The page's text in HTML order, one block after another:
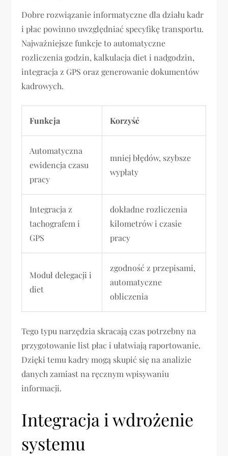
Dobre rozwiązanie informatyczne dla działu kadr
i płac powinno uwzględniać specyfikę transportu.
Najważniejsze funkcje to automatyczne
rozliczenia godzin, kalkulacja diet i nadgodzin,
integracja z GPS oraz generowanie dokumentów
kadrowych.
Funkcja Korzyść
Automatyczna
ewidencja czasu
pracy
mniej błędów, szybsze
wypłaty
Integracja z
tachografem i
GPS
dokładne rozliczenia
kilometrów i czasie
pracy
Moduł delegacji i
diet
zgodność z przepisami,
automatyczne
obliczenia
Tego typu narzędzia skracają czas potrzebny na
przygotowanie list płac i ułatwiają raportowanie.
Dzięki temu kadry mogą skupić się na analizie
danych zamiast na ręcznym wpisywaniu
informacji.
Integracja i wdrożenie
systemu